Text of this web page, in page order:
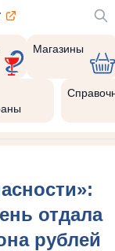
Магазины
отдала
рублей